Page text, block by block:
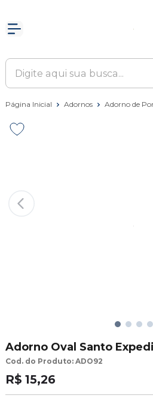
Página Inicial Adornos Adorno de
Adorno Oval Santo
Cod. do Produto: ADO92
R$ 15,26